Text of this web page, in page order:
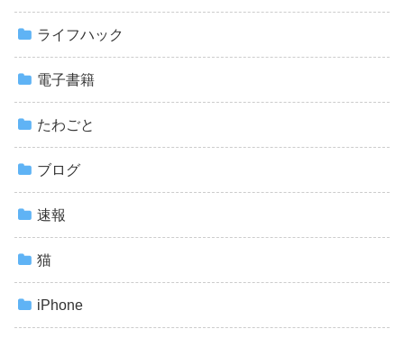
ライフハック
電子書籍
たわごと
ブログ
速報
猫
iPhone